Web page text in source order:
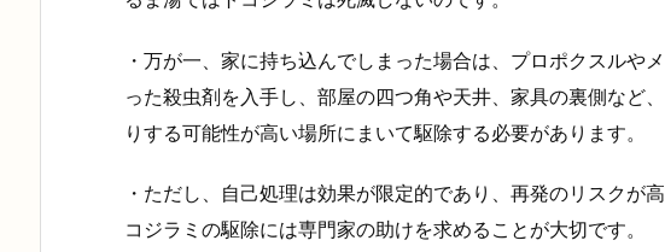
・万が一、家に持ち込んでしまった場合は、プロポクスルや
った殺虫剤を入手し、部屋の四つ角や天井、家具の裏側など
りする可能性が高い場所にまいて駆除する必要があります。
・ただし、自己処理は効果が限定的であり、再発のリスクが
コジラミの駆除には専門家の助けを求めることが大切です。